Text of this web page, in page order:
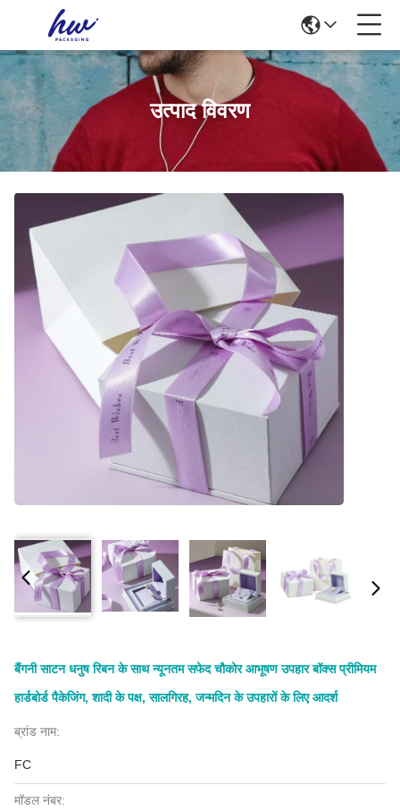
उत्पाद विवरण
बैंगनी साटन धनुष रिबन के साथ न्यूनतम सफेद चौकोर आभूषण उपहार बॉक्स प्रीमियम
हार्डबोर्ड पैकेजिंग, शादी के पक्ष, सालगिरह, जन्मदिन के उपहारों के लिए आदर्श
ब्रांड नाम:
FC
मॉडल नंबर: